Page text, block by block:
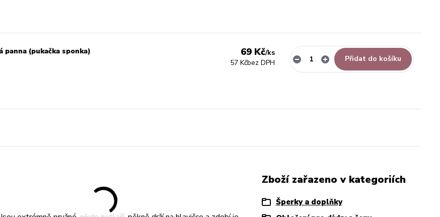
panna (pukačka sponka) 69 Kč/ks
57 Kčbez DPH Přidat do košíku
Zboží zařazeno v kategoriích
Šperky a doplňky